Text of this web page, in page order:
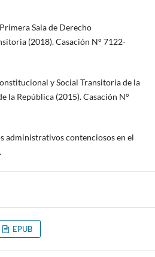
Sala de Derecho
(2018). Casación N° 7122-
y Social Transitoria de la
la República (2015). Casación N°
administrativos contenciosos en el
EPUB